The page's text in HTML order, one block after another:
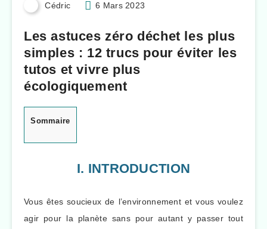
Cédric 6 Mars 2023
Les astuces zéro déchet les plus
simples : 12 trucs pour éviter les
tutos et vivre plus
écologiquement
Sommaire
I. INTRODUCTION
Vous êtes soucieux de l’environnement et vous voulez
agir pour la planète sans pour autant y passer tout